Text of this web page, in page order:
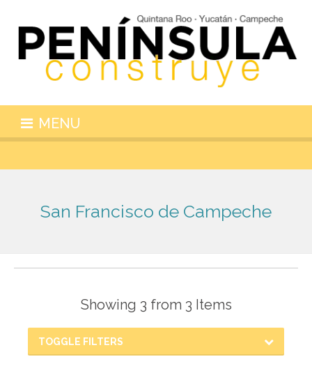
MENU
San Francisco de Campeche
Showing 3 from 3 Items
TOGGLE FILTERS